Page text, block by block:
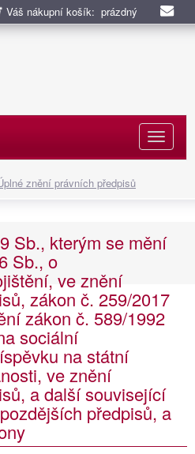
Váš nákupní košík: prázdný
znění právních předpisů
Sb., kterým se mění
Sb., o
ve znění
zákon č. 259/2017
zákon č. 589/1992
sociální
na státní
ve znění
a další související
předpisů, a